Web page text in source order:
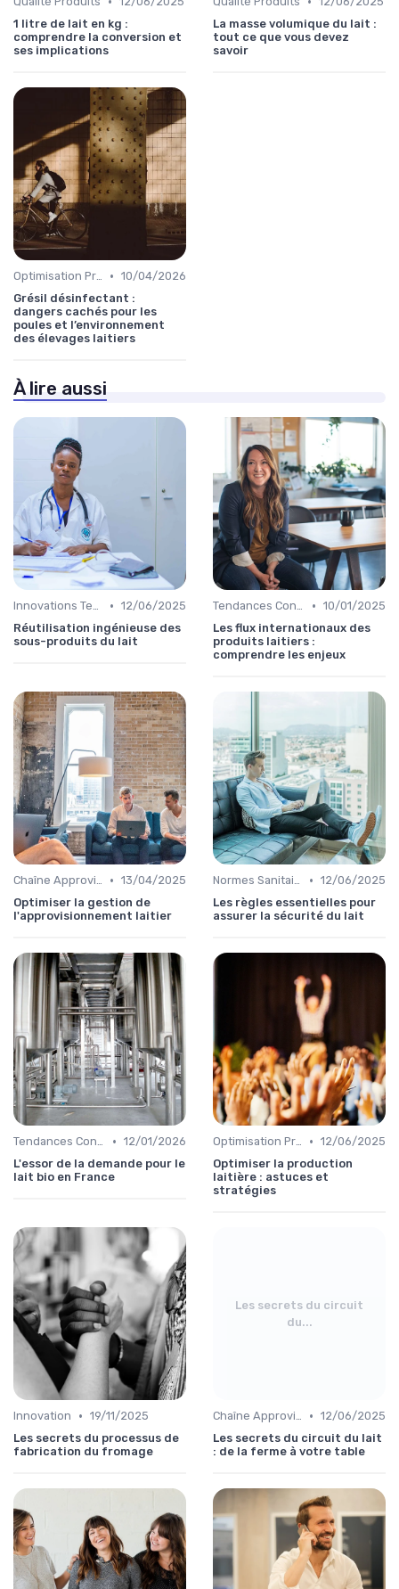
1 litre de lait en kg :
comprendre la conversion et
ses implications
La masse volumique du lait :
tout ce que vous devez
savoir
Optimisation Production • 10/04/2026
Grésil désinfectant :
dangers cachés pour les
poules et l’environnement
des élevages laitiers
À lire aussi
Innovations Technologiques • 12/06/2025
Réutilisation ingénieuse des
sous-produits du lait
Tendances Consommation • 10/01/2025
Les flux internationaux des
produits laitiers :
comprendre les enjeux
Chaîne Approvisionnement • 13/04/2025
Optimiser la gestion de
l'approvisionnement laitier
Normes Sanitaires • 12/06/2025
Les règles essentielles pour
assurer la sécurité du lait
Tendances Consommation • 12/01/2026
L'essor de la demande pour le
lait bio en France
Optimisation Production • 12/06/2025
Optimiser la production
laitière : astuces et
stratégies
Innovation • 19/11/2025
Les secrets du processus de
fabrication du fromage
Les secrets du circuit
du...
Chaîne Approvisionnement • 12/06/2025
Les secrets du circuit du lait
: de la ferme à votre table